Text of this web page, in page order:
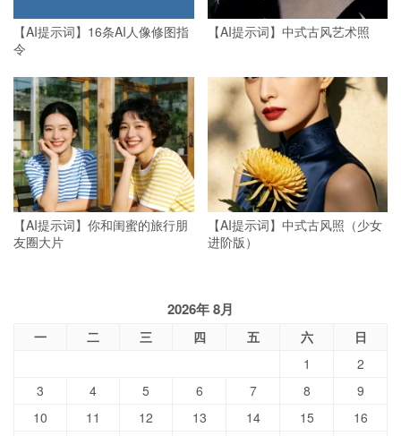
【AI提示词】16条AI人像修图指
令
【AI提示词】中式古风艺术照
【AI提示词】你和闺蜜的旅行朋
友圈大片
【AI提示词】中式古风照（少女
进阶版）
2026年 8月
一 二 三 四 五 六
日
1
2
3
4 5 6 7 8
9
10
11 12 13 14 15
16